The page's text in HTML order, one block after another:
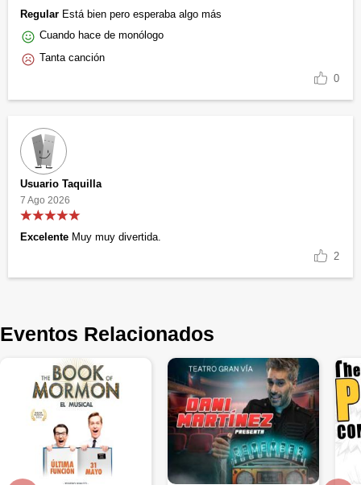
Regular Está bien pero esperaba algo más
Cuando hace de monólogo
Tanta canción
0
Usuario Taquilla
7 Ago 2026
Excelente Muy muy divertida.
2
Eventos Relacionados